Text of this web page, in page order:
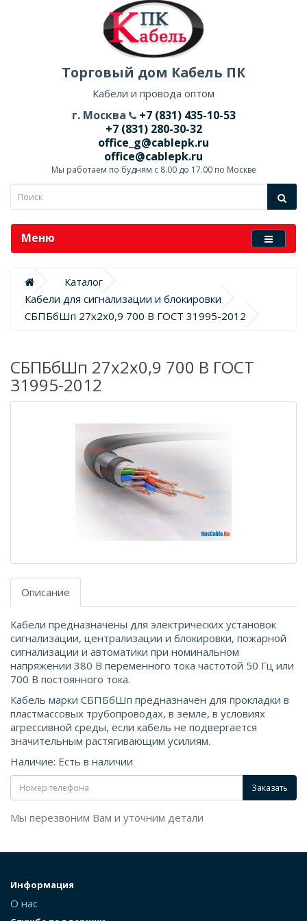
Торговый дом Кабель ПК
Кабели и провода оптом
г. Москва
+7 (831) 435-10-53
+7 (831) 280-30-32
office_g@cablepk.ru
office@cablepk.ru
Мы работаем по будням с 8.00 до 17.00 по Москве
Меню
Каталог
Кабели для сигнализации и блокировки
СБПБбШп 27х2х0,9 700 В ГОСТ 31995-2012
СБПБбШп 27х2х0,9 700 В ГОСТ
31995-2012
Описание
Кабели предназначены для электрических установок
сигнализации, централизации и блокировки, пожарной
сигнализации и автоматики при номинальном
напряжении 380 В переменного тока частотой 50 Гц или
700 В постоянного тока.
Кабель марки СБПБбШп предназначен для прокладки в
пластмассовых трубопроводах, в земле, в условиях
агрессивной среды, если кабель не подвергается
значительным растягивающим усилиям.
Наличие: Есть в наличии
Заказать
Мы перезвоним Вам и уточним детали
Информация
О нас